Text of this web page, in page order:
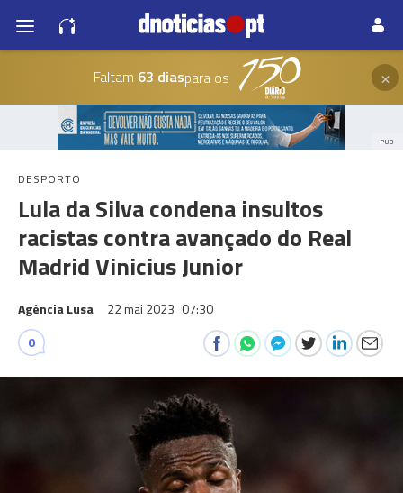
Faltam 63 diaspara os ×
PUB
DESPORTO
Lula da Silva condena insultos
racistas contra avançado do Real
Madrid Vinicius Junior
Agência Lusa 22 mai 2023 07:30
0